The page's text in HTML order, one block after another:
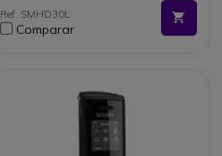
Compatible con Power over
Ethernet (PoE)
personales (cumple con RGPD)
Ref: SMHD30L
Comparar